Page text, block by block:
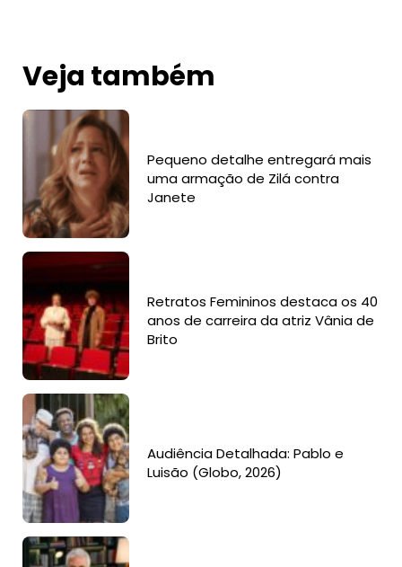
Veja também
Pequeno detalhe entregará mais
uma armação de Zilá contra
Janete
Retratos Femininos destaca os 40
anos de carreira da atriz Vânia de
Brito
Audiência Detalhada: Pablo e
Luisão (Globo, 2026)